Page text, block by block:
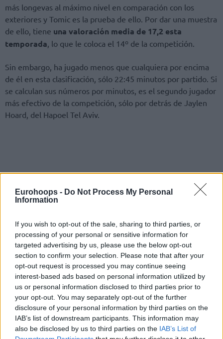
Eurohoops - Do Not Process My Personal
Information
If you wish to opt-out of the sale, sharing to third parties, or
processing of your personal or sensitive information for
targeted advertising by us, please use the below opt-out
section to confirm your selection. Please note that after your
opt-out request is processed you may continue seeing
interest-based ads based on personal information utilized by
us or personal information disclosed to third parties prior to
your opt-out. You may separately opt-out of the further
disclosure of your personal information by third parties on the
IAB’s list of downstream participants. This information may
also be disclosed by us to third parties on the IAB’s List of
más longevas al máximo nivel en comparación con los
exteriores y Tomic es la prueba de ello. Por dar una muestra
de ello, tiene una valoración media de 17,2 esta
temporada, lo que le coloca el 14º de la competición.
Sin embargo, ha jugado menos que cualquiera por encima
de él en esta clasificación, sólo 22:45 minutos por partido. Si
se calculan sus números por minutos, es el segundo jugador
más efectivo de la competición, sólo por detrás de Jaylen
Hoard, del Hapoel Tel Aviv.